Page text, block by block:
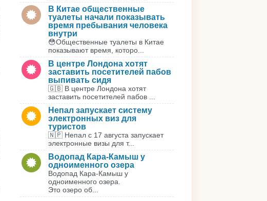
В Китае общественные
туалеты начали показывать
время пребывания человека
внутри
😳Общественные туалеты в Китае
показывают время, которо...
В центре Лондона хотят
заставить посетителей пабов
выпивать сидя
🇬🇧 В центре Лондона хотят
заставить посетителей пабов ...
Непал запускает систему
электронных виз для
туристов
🇳🇵 Непал с 17 августа запускает
электронные визы для т...
Водопад Кара-Камыш у
одноименного озера
Водопад Кара-Камыш у
одноименного озера.
Это озеро об...